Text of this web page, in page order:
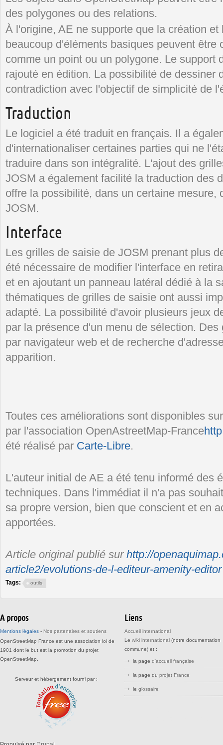
des polygones ou des relations.
À l'origine, AE ne supporte que la création
beaucoup d'éléments basiques peuvent être
comme un point ou un polygone. Le support
rajouté en édition. La possibilité de dessiner
contradiction avec l'objectif de simplicité de
Traduction
Le logiciel a été traduit en français. Il a
d'internationaliser certaines parties qui ne
traduire dans son intégralité. L'ajout des
JOSM a également facilité la traduction des
offre la possibilité, dans un certaine mesure,
JOSM.
Interface
Les grilles de saisie de JOSM prenant plus
été nécessaire de modifier l'interface en
et en ajoutant un panneau latéral dédié à la
thématiques de grilles de saisie ont aussi
adapté. La possibilité d'avoir plusieurs jeux
par la présence d'un menu de sélection.
par navigateur web et de recherche
apparition.
Toutes ces améliorations sont disponibles
par l'association OpenAstreetMap-France
été réalisé par Carte-Libre.
L'auteur initial de AE a été tenu informé des
techniques. Dans l'immédiat il n'a pas
sa propre version, bien que conscient et en
apportées.
Article original publié sur http://
article2/evolutions-de-l-editeur-amenity-editor
Tags: outils
A propos
Mentions légales - Nos partenaires et soutiens
OpenStreetMap France est une association loi de
1901 dont le but est la promotion du projet
OpenStreetMap.
Serveur et hébergement fourni par :
Liens
Accueil international
Le wiki international (notre documentation
commune) et :
la page d'accueil française
la page du projet France
le glossaire